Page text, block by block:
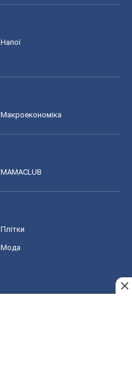
Напої
Макроекономіка
MAMACLUB
Плітки
Мода